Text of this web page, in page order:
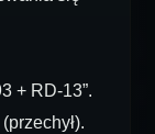
+ RD-13”.